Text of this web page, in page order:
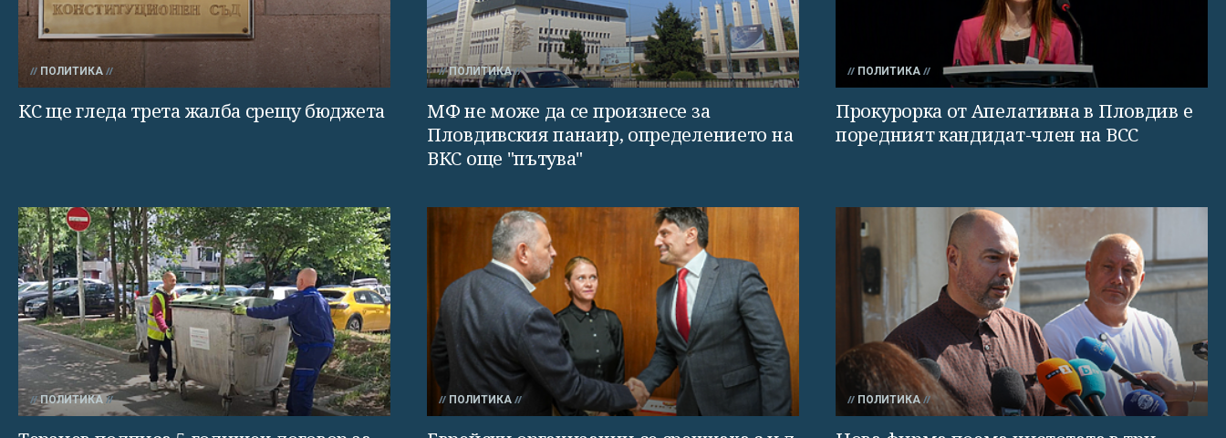
ПОЛИТИКА
КС ще гледа трета жалба срещу бюджета
ПОЛИТИКА
МФ не може да се произнесе за
Пловдивския панаир, определението на
ВКС още "пътува"
ПОЛИТИКА
Прокурорка от Апелативна в Пловдив е
поредният кандидат-член на ВСС
ПОЛИТИКА ПОЛИТИКА ПОЛИТИКА